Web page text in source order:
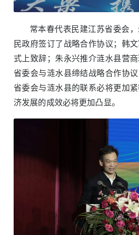
常本春代表民建江苏省委会
民政府签订了战略合作协议；韩
式上致辞；朱永兴推介涟水县营
省委会与涟水县缔结战略合作协
省委会与涟水县的联系必将更加
济发展的成效必将更加凸显。